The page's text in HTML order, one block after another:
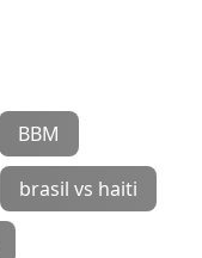
BBM
brasil vs haiti